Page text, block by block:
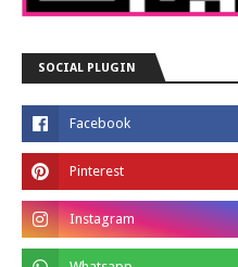
SOCIAL PLUGIN